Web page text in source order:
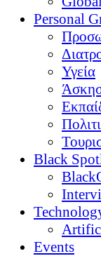
Personal
Υγεία
Black
Events